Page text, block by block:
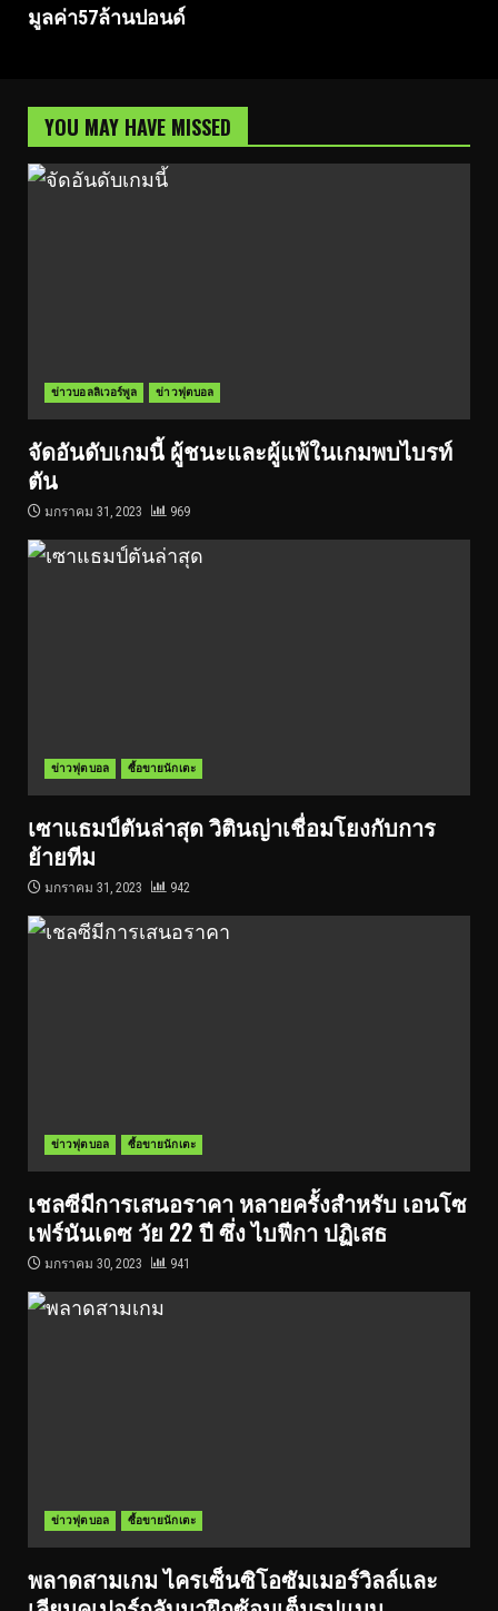
มูลค่า57ล้านปอนด์
YOU MAY HAVE MISSED
ข่าวบอลลิเวอร์พูล ข่าวฟุตบอล
จัดอันดับเกมนี้ ผู้ชนะและผู้แพ้ในเกมพบไบรท์
ตัน
มกราคม 31, 2023 969
ข่าวฟุตบอล ซื้อขายนักเตะ
เซาแธมป์ตันล่าสุด วิตินญ่าเชื่อมโยงกับการ
ย้ายทีม
มกราคม 31, 2023 942
ข่าวฟุตบอล ซื้อขายนักเตะ
เชลซีมีการเสนอราคา หลายครั้งสำหรับ เอนโซ
เฟร์นันเดซ วัย 22 ปี ซึ่ง ไบฟีกา ปฏิเสธ
มกราคม 30, 2023 941
ข่าวฟุตบอล ซื้อขายนักเตะ
พลาดสามเกม ไครเซ็นซิโอซัมเมอร์วิลล์และ